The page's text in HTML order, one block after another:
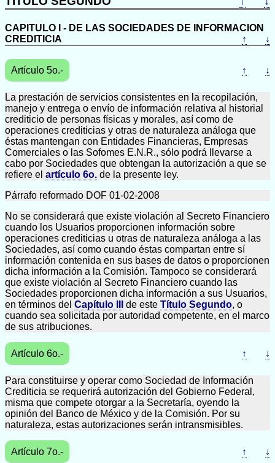
CAPITULO I - DE LAS SOCIEDADES DE INFORMACION
CREDITICIA
↑ ↓
Artículo 5o.- ↑ ↓
La prestación de servicios consistentes en la recopilación,
manejo y entrega o envío de información relativa al historial
crediticio de personas físicas y morales, así como de
operaciones crediticias y otras de naturaleza análoga que
éstas mantengan con Entidades Financieras, Empresas
Comerciales o las Sofomes E.N.R., sólo podrá llevarse a
cabo por Sociedades que obtengan la autorización a que se
refiere el artículo 6o. de la presente ley.
Párrafo reformado DOF 01-02-2008
No se considerará que existe violación al Secreto Financiero
cuando los Usuarios proporcionen información sobre
operaciones crediticias u otras de naturaleza análoga a las
Sociedades, así como cuando éstas compartan entre sí
información contenida en sus bases de datos o proporcionen
dicha información a la Comisión. Tampoco se considerará
que existe violación al Secreto Financiero cuando las
Sociedades proporcionen dicha información a sus Usuarios,
en términos del Capítulo III de este Título Segundo, o
cuando sea solicitada por autoridad competente, en el marco
de sus atribuciones.
Artículo 6o.- ↑ ↓
Para constituirse y operar como Sociedad de Información
Crediticia se requerirá autorización del Gobierno Federal,
misma que compete otorgar a la Secretaría, oyendo la
opinión del Banco de México y de la Comisión. Por su
naturaleza, estas autorizaciones serán intransmisibles.
Artículo 7o.- ↑ ↓